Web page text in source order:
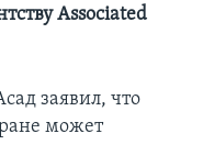
Associated
заявил, что
может